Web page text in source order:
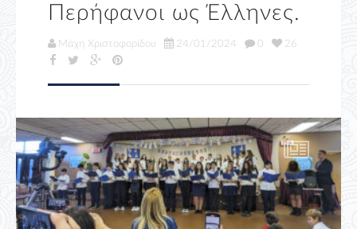
Περήφανοι ως Έλληνες.
Μάχη Χριστοφορίδου 24/01/2024 0 26